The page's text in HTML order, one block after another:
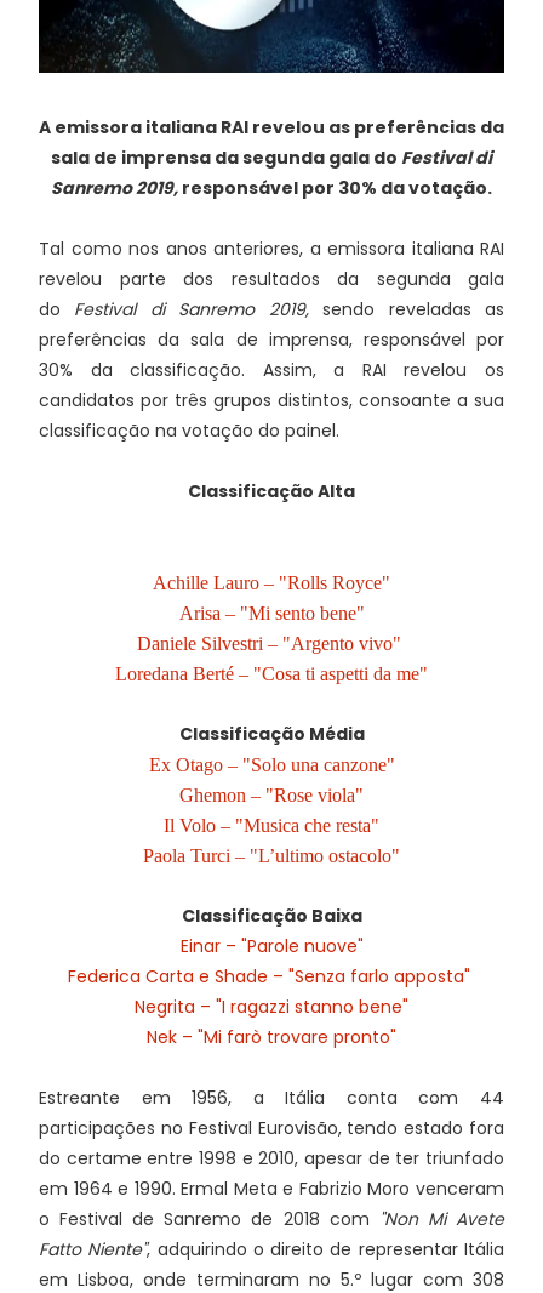
A emissora italiana RAI revelou as preferências da
sala de imprensa da segunda gala do Festival di
Sanremo 2019, responsável por 30% da votação.
Tal como nos anos anteriores, a emissora italiana RAI
revelou parte dos resultados da segunda gala
do Festival di Sanremo 2019,sendo reveladas as
preferências da sala de imprensa, responsável por
30% da classificação. Assim, a RAI revelou os
candidatos por três grupos distintos, consoante a sua
classificação na votação do painel.
Classificação Alta
Achille Lauro – "Rolls Royce"
Arisa – "Mi sento bene"
Daniele Silvestri – "Argento vivo"
Loredana Berté – "Cosa ti aspetti da me"
Classificação Média
Ex Otago – "Solo una canzone"
Ghemon – "Rose viola"
Il Volo – "Musica che resta"
Paola Turci – "L’ultimo ostacolo"
Classificação Baixa
Einar – "Parole nuove"
Federica Carta e Shade – "Senza farlo apposta"
Negrita – "I ragazzi stanno bene"
Nek – "Mi farò trovare pronto"
Estreante em 1956, a Itália conta com 44
participações no Festival Eurovisão, tendo estado fora
do certame entre 1998 e 2010, apesar de ter triunfado
em 1964 e 1990. Ermal Meta e Fabrizio Moro venceram
o Festival de Sanremo de 2018 com "Non Mi Avete
Fatto Niente", adquirindo o direito de representar Itália
em Lisboa, onde terminaram no 5.º lugar com 308